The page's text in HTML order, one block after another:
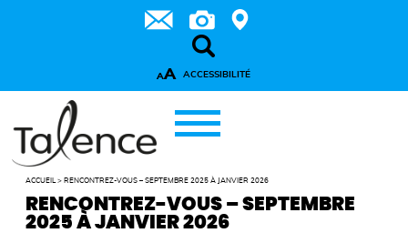
AA ACCESSIBILITÉ
ACCUEIL > RENCONTREZ-VOUS – SEPTEMBRE 2025 À JANVIER 2026
RENCONTREZ-VOUS – SEPTEMBRE
2025 À JANVIER 2026